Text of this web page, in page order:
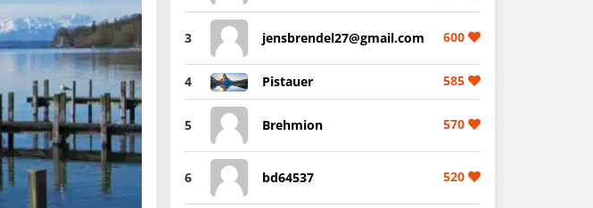
3 jensbrendel27@gmail.com 600
4 Pistauer 585
5 Brehmion 570
6 bd64537 520